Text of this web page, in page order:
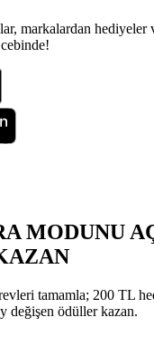
markalardan hediyeler
MODUNU
tamamla; 200 TL
değişen ödüller kazan.